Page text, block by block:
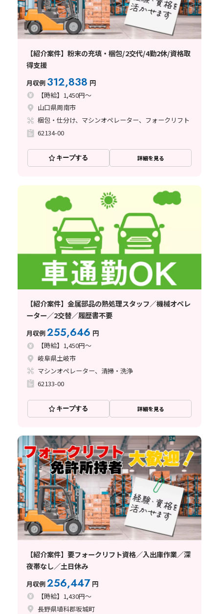
【紹介案件】粉末の充填・梱包/2交代/4勤2休/資格取
得支援
月収例 312,838 円
【時給】1,450円～
山口県周南市
梱包・仕分け、マシンオペレーター、フォークリフト
62134-00
キープする 詳細を見る
【紹介案件】金属部品の熱処理スタッフ／機械オペレ
ーター／2交替／履歴書不要
月収例255,646 円
【時給】1,450円～
岐阜県土岐市
マシンオペレーター、清掃・洗浄
62133-00
キープする 詳細を見る
【紹介案件】要フォークリフト資格／入出庫作業／深
夜帯なし／土日休み
月収例256,447 円
【時給】1,430円～
長野県埴科郡坂城町